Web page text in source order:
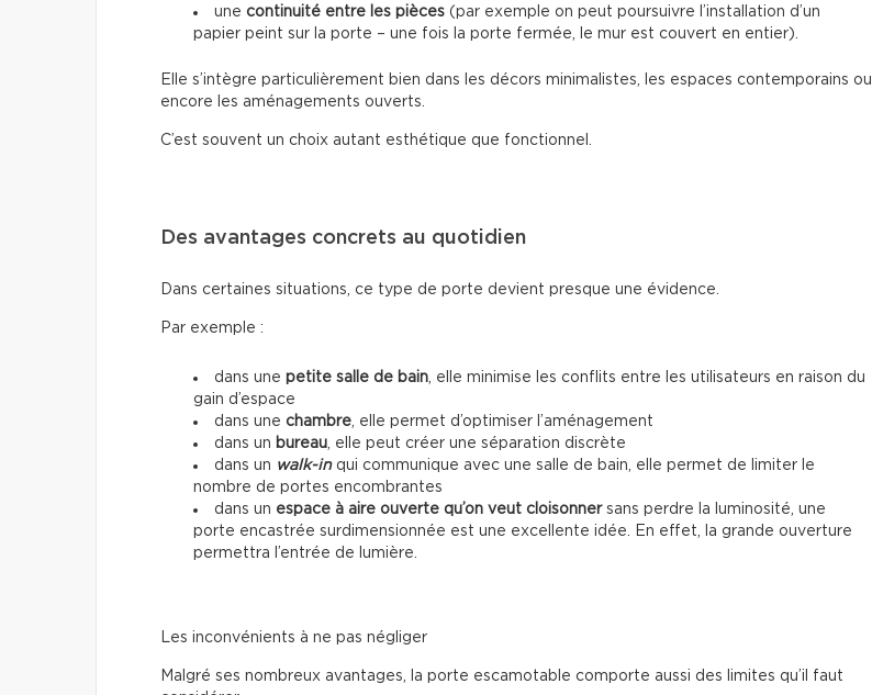
une continuité entre les pièces (par exemple on peut poursuivre l’installation d’un
papier peint sur la porte – une fois la porte fermée, le mur est couvert en entier).
Elle s’intègre particulièrement bien dans les décors minimalistes, les espaces contemporains ou
encore les aménagements ouverts.
C’est souvent un choix autant esthétique que fonctionnel.
Des avantages concrets au quotidien
Dans certaines situations, ce type de porte devient presque une évidence.
Par exemple :
dans une petite salle de bain, elle minimise les conflits entre les utilisateurs en raison du
gain d’espace
dans une chambre, elle permet d’optimiser l’aménagement
dans un bureau, elle peut créer une séparation discrète
dans un walk-inqui communique avec une salle de bain, elle permet de limiter le
nombre de portes encombrantes
dans un espace à aire ouverte qu’on veut cloisonnersans perdre la luminosité, une
porte encastrée surdimensionnée est une excellente idée. En effet, la grande ouverture
permettra l’entrée de lumière.
Les inconvénients à ne pas négliger
Malgré ses nombreux avantages, la porte escamotable comporte aussi des limites qu’il faut